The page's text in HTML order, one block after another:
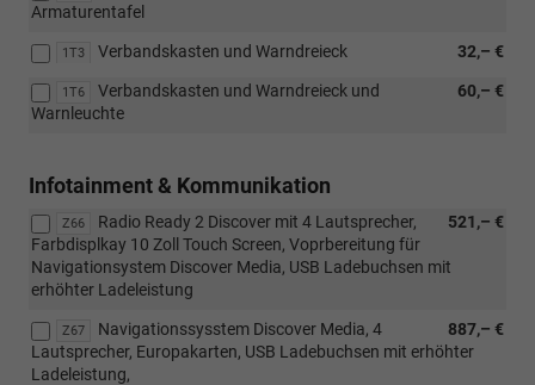
Armaturentafel
1T3 32,– €
Verbandskasten und Warndreieck
1T6 60,– €
Verbandskasten und Warndreieck und
Warnleuchte
Infotainment & Kommunikation
Z66 521,– €
Radio Ready 2 Discover mit 4 Lautsprecher,
Farbdisplkay 10 Zoll Touch Screen, Voprbereitung für
Navigationsystem Discover Media, USB Ladebuchsen mit
erhöhter Ladeleistung
Z67 887,– €
Navigationssysstem Discover Media, 4
Lautsprecher, Europakarten, USB Ladebuchsen mit erhöhter
Ladeleistung,